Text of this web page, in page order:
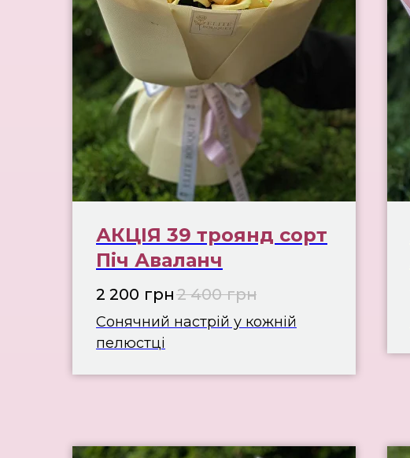
АКЦІЯ 39 троянд сорт
Піч Аваланч
2 200 грн 2 400 грн
Сонячний настрій у кожній
пелюстці